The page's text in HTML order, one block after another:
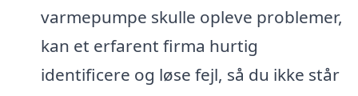
varmepumpe skulle opleve problemer,
kan et erfarent firma hurtig
identificere og løse fejl, så du ikke står